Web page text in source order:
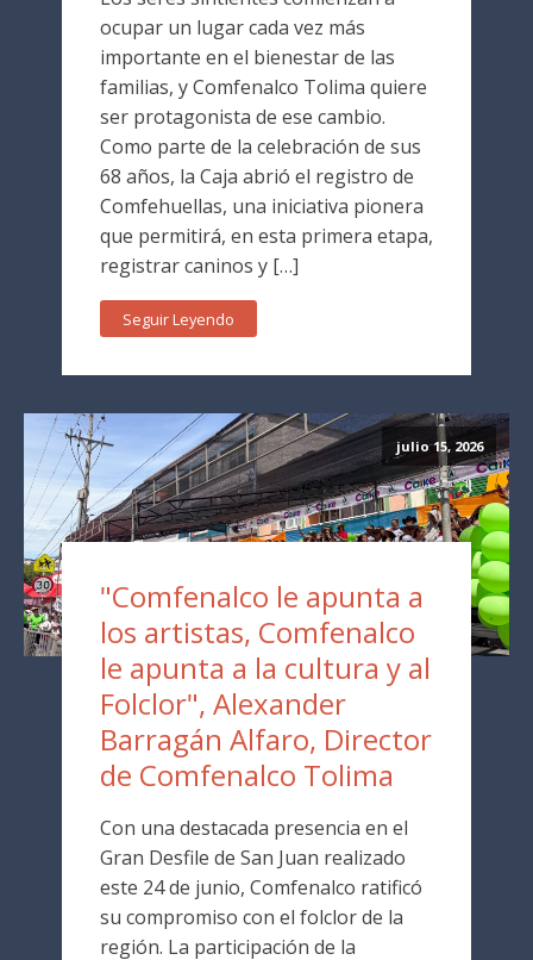
ocupar un lugar cada vez más
importante en el bienestar de las
familias, y Comfenalco Tolima quiere
ser protagonista de ese cambio.
Como parte de la celebración de sus
68 años, la Caja abrió el registro de
Comfehuellas, una iniciativa pionera
que permitirá, en esta primera etapa,
registrar caninos y […]
Seguir Leyendo
julio 15, 2026
"Comfenalco le apunta a
los artistas, Comfenalco
le apunta a la cultura y al
Folclor", Alexander
Barragán Alfaro, Director
de Comfenalco Tolima
Con una destacada presencia en el
Gran Desfile de San Juan realizado
este 24 de junio, Comfenalco ratificó
su compromiso con el folclor de la
región. La participación de la